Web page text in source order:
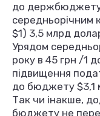
до
середньорічним
$1) 3,5 млрд
Урядом
року в 45 грн /1
підвищення
до бюджету $3,1
Так чи інакше,
бюджету не